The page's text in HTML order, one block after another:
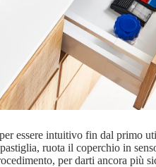
essere intuitivo fin dal primo
ruota il coperchio in
per darti ancora più